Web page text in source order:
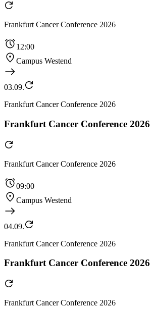
Frankfurt Cancer Conference 2026
12:00
Campus Westend
03.09.
Frankfurt Cancer Conference 2026
Frankfurt Cancer Conference 2026
Frankfurt Cancer Conference 2026
09:00
Campus Westend
04.09.
Frankfurt Cancer Conference 2026
Frankfurt Cancer Conference 2026
Frankfurt Cancer Conference 2026